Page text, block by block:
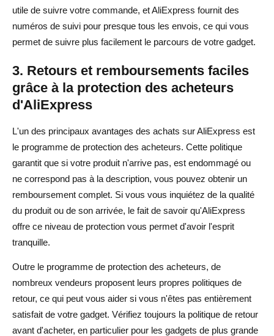
utile de suivre votre commande, et AliExpress fournit des
numéros de suivi pour presque tous les envois, ce qui vous
permet de suivre plus facilement le parcours de votre gadget.
3. Retours et remboursements faciles
grâce à la protection des acheteurs
d'AliExpress
L'un des principaux avantages des achats sur AliExpress est
le programme de protection des acheteurs. Cette politique
garantit que si votre produit n'arrive pas, est endommagé ou
ne correspond pas à la description, vous pouvez obtenir un
remboursement complet. Si vous vous inquiétez de la qualité
du produit ou de son arrivée, le fait de savoir qu'AliExpress
offre ce niveau de protection vous permet d'avoir l'esprit
tranquille.
Outre le programme de protection des acheteurs, de
nombreux vendeurs proposent leurs propres politiques de
retour, ce qui peut vous aider si vous n'êtes pas entièrement
satisfait de votre gadget. Vérifiez toujours la politique de retour
avant d'acheter, en particulier pour les gadgets de plus grande